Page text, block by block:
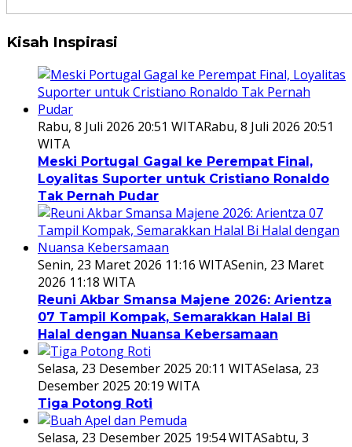
Kisah Inspirasi
Rabu, 8 Juli 2026 20:51 WITARabu, 8 Juli 2026 20:51
WITA
Meski Portugal Gagal ke Perempat Final,
Loyalitas Suporter untuk Cristiano Ronaldo
Tak Pernah Pudar
Senin, 23 Maret 2026 11:16 WITASenin, 23 Maret
2026 11:18 WITA
Reuni Akbar Smansa Majene 2026: Arientza
07 Tampil Kompak, Semarakkan Halal Bi
Halal dengan Nuansa Kebersamaan
Selasa, 23 Desember 2025 20:11 WITASelasa, 23
Desember 2025 20:19 WITA
Tiga Potong Roti
Selasa, 23 Desember 2025 19:54 WITASabtu, 3